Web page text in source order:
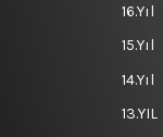
16.Yıl
15.Yıl
14.Yıl
13.YIL